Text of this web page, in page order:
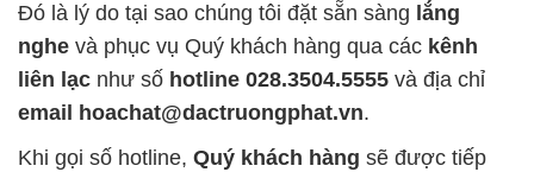
Đó là lý do tại sao chúng tôi đặt sẵn sàng lắng
nghe và phục vụ Quý khách hàng qua các kênh
liên lạc như số hotline 028.3504.5555 và địa chỉ
email hoachat@dactruongphat.vn.
Khi gọi số hotline, Quý khách hàng sẽ được tiếp